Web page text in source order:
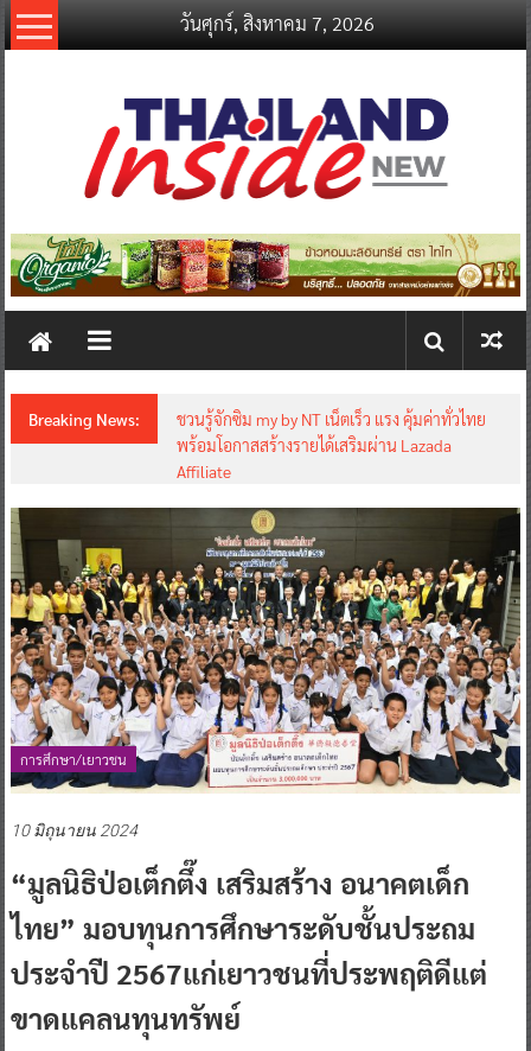
Skip
to
วันศุกร์, สิงหาคม 7, 2026
thailandinsidenew.com
Thailand
New
Breaking News:
ชวนรู้จักซิม my by NT เน็ตเร็ว แรง คุ้มค่าทั่วไทย
พร้อมโอกาสสร้างรายได้เสริมผ่าน Lazada
Affiliate
การศึกษา/เยาวชน
10 มิถุนายน 2024
“มูลนิธิป่อเต็กตึ๊ง เสริมสร้าง อนาคตเด็ก
ไทย” มอบทุนการศึกษาระดับชั้นประถม
ประจำปี 2567แก่เยาวชนที่ประพฤติดีแต่
ขาดแคลนทุนทรัพย์